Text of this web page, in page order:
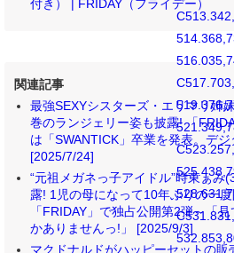
付き） | FRIDAY（フライデー）
関連記事
最強SEXYシスターズ・エリマリ姉
巻のランジェリー姿も披露! 「
は「SWANTICK」卒業を発表。デ
[2025/7/24]
“元祖メガネっ子アイドル”時東ぁみ
露! 1児の母になって10年ぶりの一
「FRIDAY」で独占公開第2弾～「
かありませんっ!」 [2025/9/3]
マクドナルドがハッピーセットの